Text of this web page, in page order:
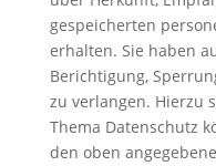
gespeicherten
erhalten. Sie haben
Berichtigung,
zu verlangen. Hierzu
Thema Datenschutz
den oben